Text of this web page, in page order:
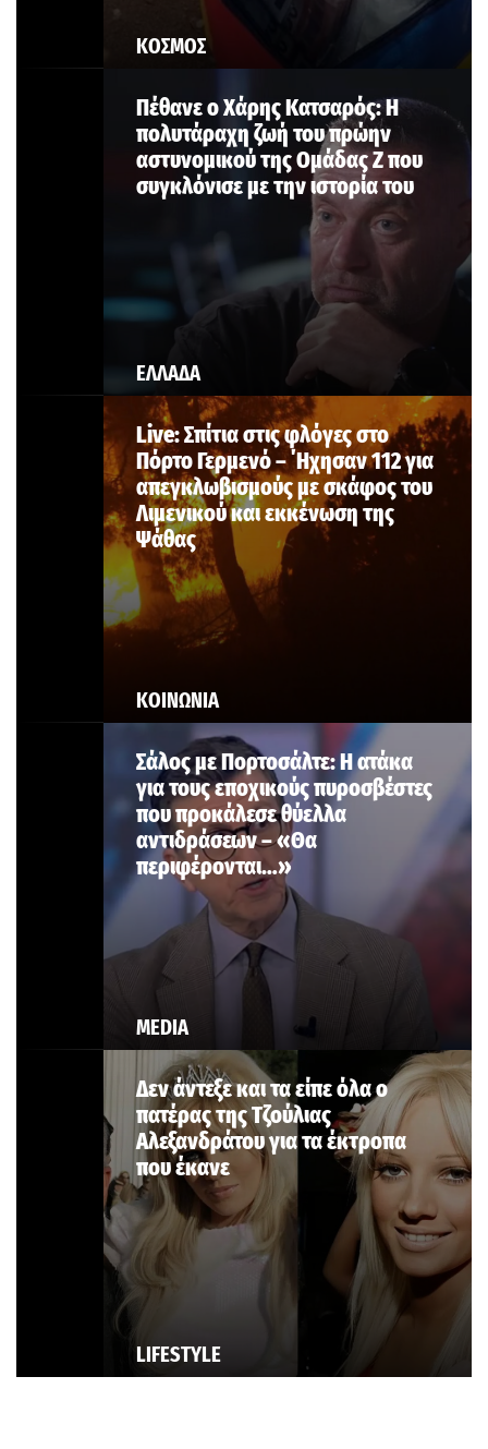
ΚΟΣΜΟΣ
ΕΛΛΑΔΑ
Πέθανε ο Χάρης Κατσαρός: Η
πολυτάραχη ζωή του πρώην
αστυνομικού της Ομάδας Ζ που
συγκλόνισε με την ιστορία του
ΚΟΙΝΩΝΙΑ
Live: Σπίτια στις φλόγες στο
Πόρτο Γερμενό – ΄Ηχησαν 112 για
απεγκλωβισμούς με σκάφος του
Λιμενικού και εκκένωση της
Ψάθας
MEDIA
Σάλος με Πορτοσάλτε: Η ατάκα
για τους εποχικούς πυροσβέστες
που προκάλεσε θύελλα
αντιδράσεων – «Θα
περιφέρονται…»
LIFESTYLE
Δεν άντεξε και τα είπε όλα ο
πατέρας της Τζούλιας
Αλεξανδράτου για τα έκτροπα
που έκανε